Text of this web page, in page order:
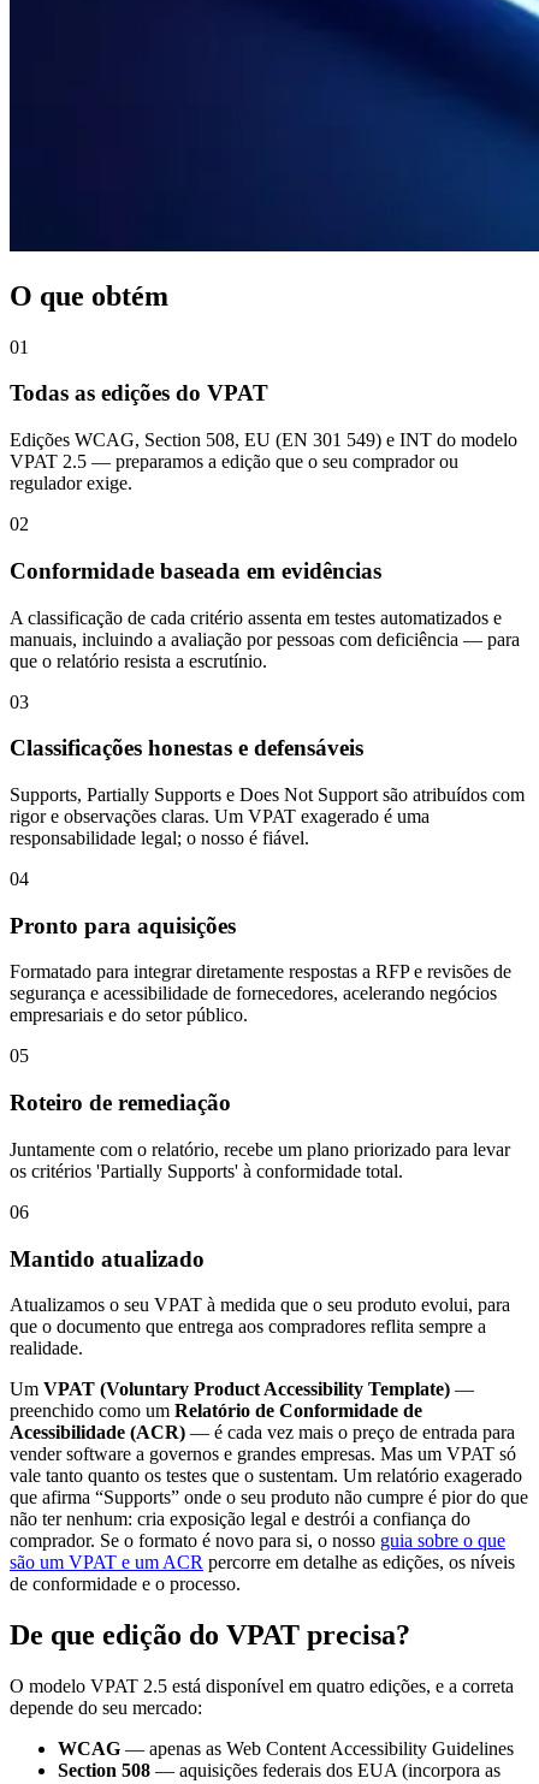
O que obtém
01
Todas as edições do VPAT
Edições WCAG, Section 508, EU (EN 301 549) e INT do modelo
VPAT 2.5 — preparamos a edição que o seu comprador ou
regulador exige.
02
Conformidade baseada em evidências
A classificação de cada critério assenta em testes automatizados e
manuais, incluindo a avaliação por pessoas com deficiência — para
que o relatório resista a escrutínio.
03
Classificações honestas e defensáveis
Supports, Partially Supports e Does Not Support são atribuídos com
rigor e observações claras. Um VPAT exagerado é uma
responsabilidade legal; o nosso é fiável.
04
Pronto para aquisições
Formatado para integrar diretamente respostas a RFP e revisões de
segurança e acessibilidade de fornecedores, acelerando negócios
empresariais e do setor público.
05
Roteiro de remediação
Juntamente com o relatório, recebe um plano priorizado para levar
os critérios 'Partially Supports' à conformidade total.
06
Mantido atualizado
Atualizamos o seu VPAT à medida que o seu produto evolui, para
que o documento que entrega aos compradores reflita sempre a
realidade.
Um VPAT (Voluntary Product Accessibility Template) —
preenchido como um Relatório de Conformidade de
Acessibilidade (ACR) — é cada vez mais o preço de entrada para
vender software a governos e grandes empresas. Mas um VPAT só
vale tanto quanto os testes que o sustentam. Um relatório exagerado
que afirma “Supports” onde o seu produto não cumpre é pior do que
não ter nenhum: cria exposição legal e destrói a confiança do
comprador. Se o formato é novo para si, o nosso guia sobre o que
são um VPAT e um ACR percorre em detalhe as edições, os níveis
de conformidade e o processo.
De que edição do VPAT precisa?
O modelo VPAT 2.5 está disponível em quatro edições, e a correta
depende do seu mercado:
WCAG — apenas as Web Content Accessibility Guidelines
Section 508 — aquisições federais dos EUA (incorpora as